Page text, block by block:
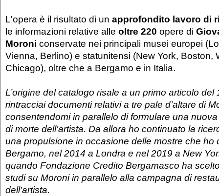
L'opera è il risultato di un approfondito lavoro di
le informazioni relative alle oltre 220 opere di
Moroni conservate nei principali musei europei
Vienna, Berlino) e statunitensi (New York, Boston,
Chicago), oltre che a Bergamo e in Italia.
L’origine del catalogo risale a un primo articolo del
rintracciai documenti relativi a tre pale d’altare di
consentendomi in parallelo di formulare una
di morte dell’artista. Da allora ho continuato la
una propulsione in occasione delle mostre che ho
Bergamo, nel 2014 a Londra e nel 2019 a New
quando Fondazione Credito Bergamasco ha
studi su Moroni in parallelo alla campagna di
dell’artista.